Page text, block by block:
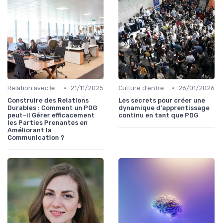
Relation avec les actionnaires & investisseurs •
21/11/2025
Construire des Relations
Durables : Comment un PDG
peut-il Gérer efficacement
les Parties Prenantes en
Améliorant la
Communication ?
Culture d’entreprise & alignement •
26/01/2026
Les secrets pour créer une
dynamique d'apprentissage
continu en tant que PDG